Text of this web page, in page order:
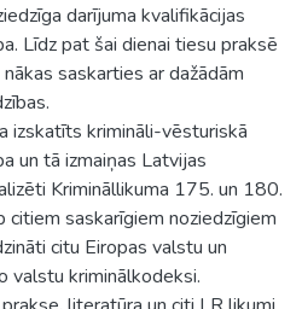
darījuma kvalifikācijas
Līdz pat šai dienai tiesu praksē
saskarties ar dažādām
izskatīts krimināli-vēsturiskā
un tā izmaiņas Latvijas
Krimināllikuma 175. un 180.
citiem saskarīgiem noziedzīgiem
citu Eiropas valstu un
valstu kriminālkodeksi.